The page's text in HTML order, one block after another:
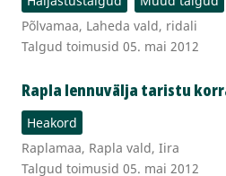
Põlvamaa, Laheda vald, ridali
Talgud toimusid 05. mai 2012
Rapla lennuvälja taristu
Heakord
Raplamaa, Rapla vald, Iira
Talgud toimusid 05. mai 2012